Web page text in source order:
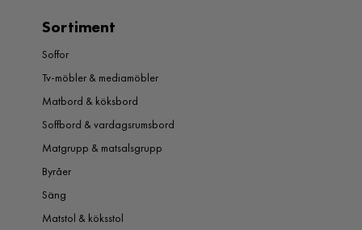
Sortiment
Soffor
Tv-möbler & mediamöbler
Matbord & köksbord
Soffbord & vardagsrumsbord
Matgrupp & matsalsgrupp
Byråer
Säng
Matstol & köksstol